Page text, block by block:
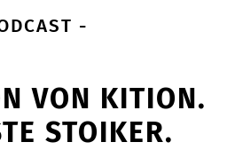
-
VON KITION.
STOIKER.